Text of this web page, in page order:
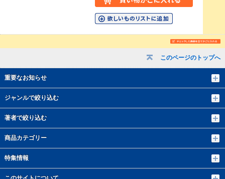
このページのトップへ
重要なお知らせ
ジャンルで絞り込む
著者で絞り込む
商品カテゴリー
特集情報